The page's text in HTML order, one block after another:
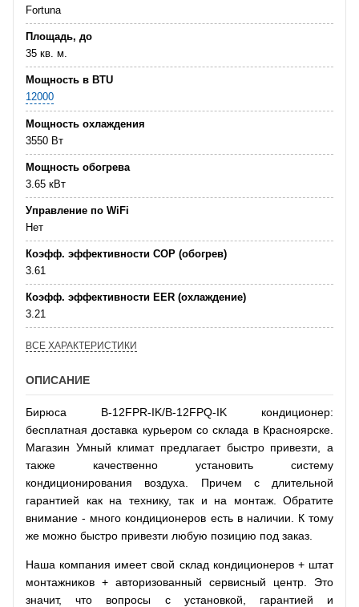
Fortuna
Площадь, до
35 кв. м.
Мощность в BTU
12000
Мощность охлаждения
3550 Вт
Мощность обогрева
3.65 кВт
Управление по WiFi
Нет
Коэфф. эффективности COP (обогрев)
3.61
Коэфф. эффективности EER (охлаждение)
3.21
ВСЕ ХАРАКТЕРИСТИКИ
ОПИСАНИЕ
Бирюса B-12FPR-IK/B-12FPQ-IK кондиционер:
бесплатная доставка курьером со склада в Красноярске.
Магазин Умный климат предлагает быстро привезти, а
также качественно установить систему
кондиционирования воздуха. Причем с длительной
гарантией как на технику, так и на монтаж. Обратите
внимание - много кондиционеров есть в наличии. К тому
же можно быстро привезти любую позицию под заказ.
Наша компания имеет свой склад кондиционеров + штат
монтажников + авторизованный сервисный центр. Это
значит, что вопросы с установкой, гарантией и